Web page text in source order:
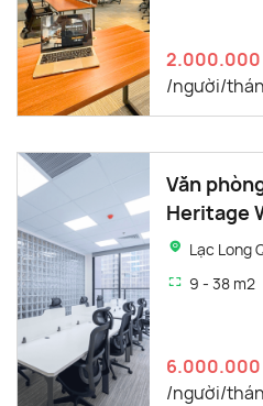
2.000.000
/người/
Văn
Heritage
Lạc Long
9 - 38 m2
6.000.000
/người/